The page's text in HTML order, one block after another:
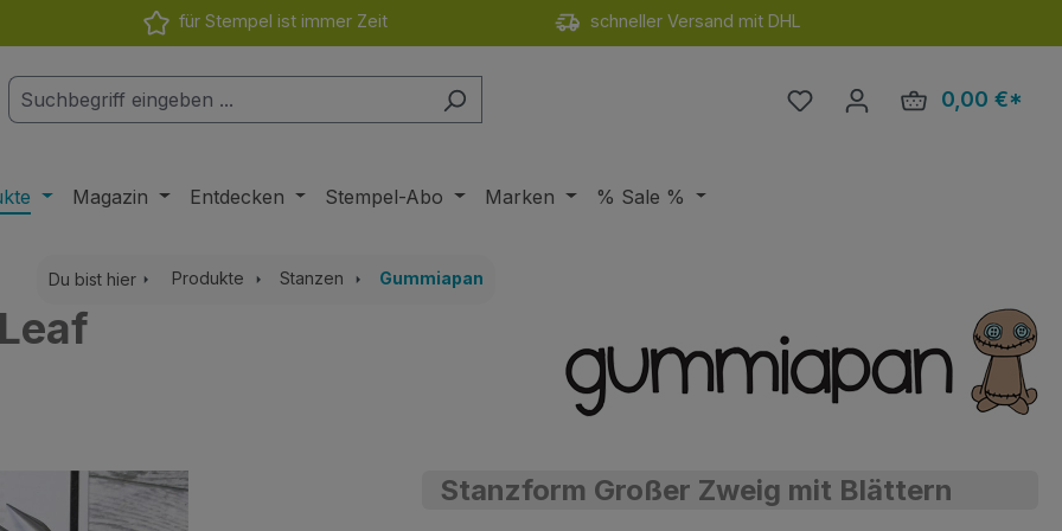
für Stempel ist immer Zeit schneller Versand mit DHL
Du hast 0 Produkte auf
0,00 €*
Magazin Entdecken Stempel-Abo Marken % Sale %
Du bist hier Produkte Stanzen Gummiapan
Stanzform Großer Zweig mit Blättern